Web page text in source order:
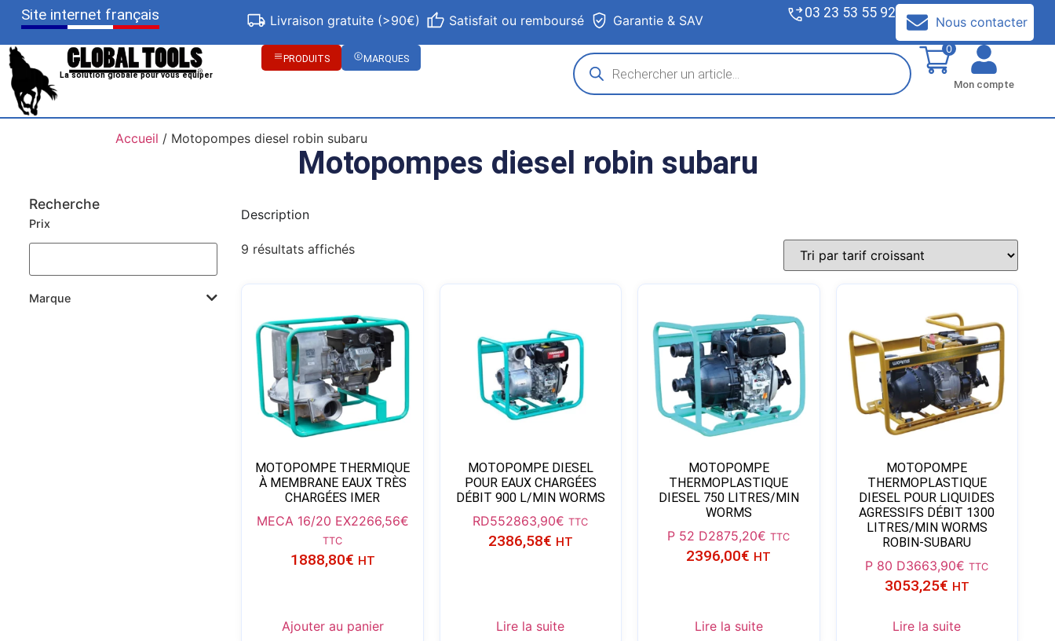
Site internet français Livraison gratuite (>90€) Satisfait ou remboursé Garantie & SAV 03 23 53 55 92
Nous contacter
La solution globale pour vous équiper
PRODUITS MARQUES
0
Mon compte
Accueil / Motopompes diesel robin subaru
Motopompes diesel robin subaru
Recherche
Prix
Marque
Description
9 résultats affichés
MOTOPOMPE THERMIQUE
À MEMBRANE EAUX TRÈS
CHARGÉES IMER
MECA 16/20 EX2266,56€
TTC
1888,80€ HT
Ajouter au panier
MOTOPOMPE DIESEL
POUR EAUX CHARGÉES
DÉBIT 900 L/MIN WORMS
RD552863,90€ TTC
2386,58€ HT
Lire la suite
MOTOPOMPE
THERMOPLASTIQUE
DIESEL 750 LITRES/MIN
WORMS
P 52 D2875,20€ TTC
2396,00€ HT
Lire la suite
MOTOPOMPE
THERMOPLASTIQUE
DIESEL POUR LIQUIDES
AGRESSIFS DÉBIT 1300
LITRES/MIN WORMS
ROBIN-SUBARU
P 80 D3663,90€ TTC
3053,25€ HT
Lire la suite